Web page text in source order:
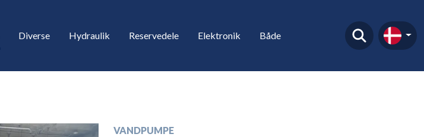
Diverse Hydraulik Reservedele Elektronik Både
VANDPUMPE